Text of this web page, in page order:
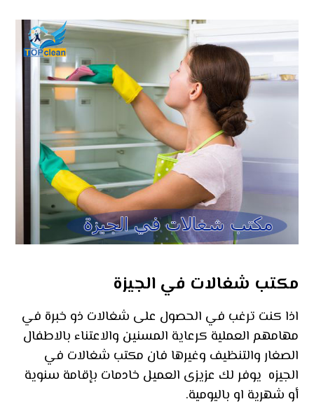
مكتب شغالات في الجيزة
اذا كنت ترغب في الحصول على شغالات ذو خبرة في
مهامهم العملية كرعاية المسنين والاعتناء بالاطفال
الصغار والتنظيف وغيرها فان مكتب شغالات في
الجيزه يوفر لك عزيزى العميل خادمات بإقامة سنوية
أو شهرية او باليومية.